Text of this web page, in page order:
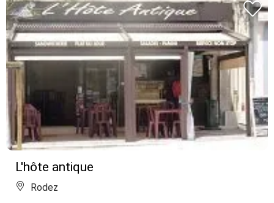
L'hôte antique
Rodez